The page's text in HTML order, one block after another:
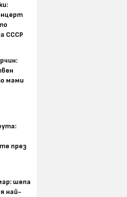
СССР
мами
през
шепа
най-